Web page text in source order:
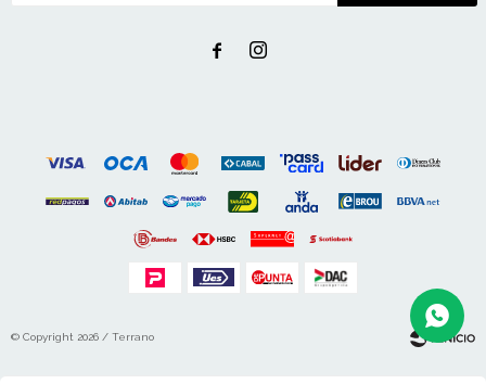
 
© Copyright 2026 / Terrano